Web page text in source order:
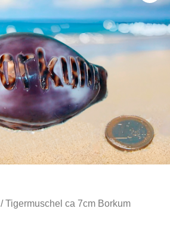
/ Tigermuschel ca 7cm Borkum